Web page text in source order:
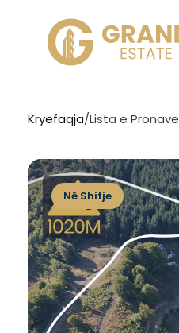
Kryefaqja/Lista e Pronave
Në Shitje